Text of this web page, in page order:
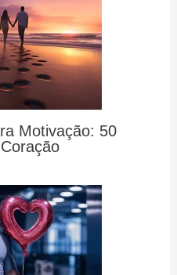
Motivação: 50